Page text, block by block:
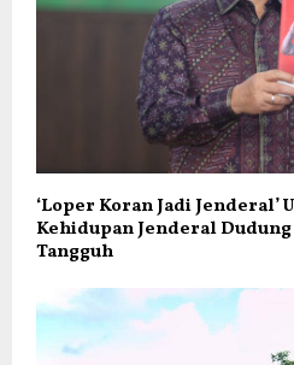
‘Loper Koran Jadi Jenderal’
Kehidupan Jenderal
Tangguh